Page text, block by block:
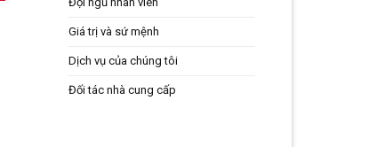
Giá trị và sứ mệnh
Dịch vụ của chúng tôi
Đối tác nhà cung cấp